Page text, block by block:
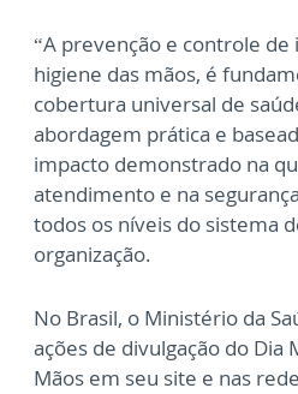
“A prevenção e controle de
higiene das mãos, é
cobertura universal de
abordagem prática e
impacto demonstrado na
atendimento e na
todos os níveis do sistema
organização.
No Brasil, o Ministério da
ações de divulgação do Dia
Mãos em seu site e nas